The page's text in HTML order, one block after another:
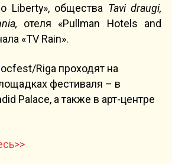
Liberty», общества Tavi draugi,
отеля «Pullman Hotels and
«TV Rain».
Riga проходят на
фестиваля – в
Palace, а также в арт-центре